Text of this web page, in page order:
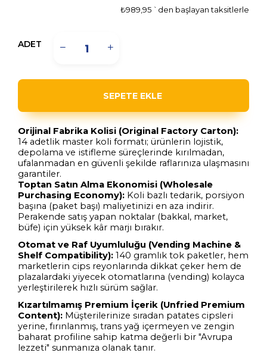
₺989,95 `den başlayan taksitlerle
ADET
Orijinal Fabrika Kolisi (Original Factory Carton):
14 adetlik master koli formatı; ürünlerin lojistik,
depolama ve istifleme süreçlerinde kırılmadan,
ufalanmadan en güvenli şekilde raflarınıza ulaşmasını
garantiler.
Toptan Satın Alma Ekonomisi (Wholesale
Purchasing Economy): Koli bazlı tedarik, porsiyon
başına (paket başı) maliyetinizi en aza indirir.
Perakende satış yapan noktalar (bakkal, market,
büfe) için yüksek kâr marjı bırakır.
Otomat ve Raf Uyumluluğu (Vending Machine &
Shelf Compatibility): 140 gramlık tok paketler, hem
marketlerin cips reyonlarında dikkat çeker hem de
plazalardaki yiyecek otomatlarına (vending) kolayca
yerleştirilerek hızlı sürüm sağlar.
Kızartılmamış Premium İçerik (Unfried Premium
Content): Müşterilerinize sıradan patates cipsleri
yerine, fırınlanmış, trans yağ içermeyen ve zengin
baharat profiline sahip katma değerli bir "Avrupa
lezzeti" sunmanıza olanak tanır.